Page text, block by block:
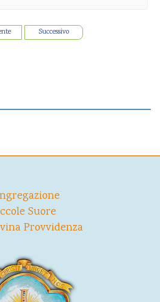
Successivo
Suore
Provvidenza